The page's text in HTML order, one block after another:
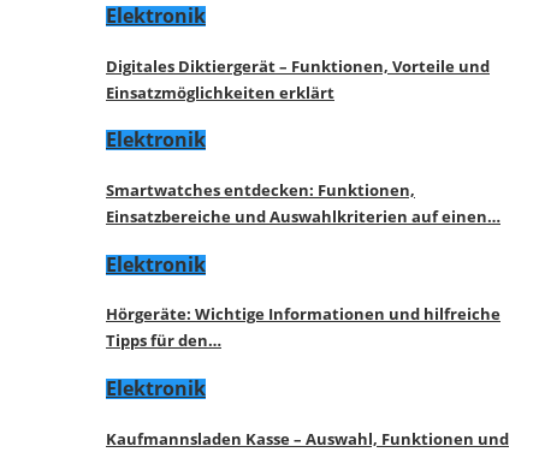
Elektronik
Digitales Diktiergerät – Funktionen, Vorteile und
Einsatzmöglichkeiten erklärt
Elektronik
Smartwatches entdecken: Funktionen,
Einsatzbereiche und Auswahlkriterien auf einen…
Elektronik
Hörgeräte: Wichtige Informationen und hilfreiche
Tipps für den…
Elektronik
Kaufmannsladen Kasse – Auswahl, Funktionen und